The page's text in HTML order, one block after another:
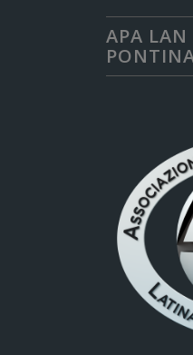
APA